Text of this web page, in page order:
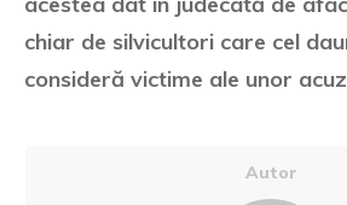
chiar de silvicultori care cel
consideră victime ale unor
Autor